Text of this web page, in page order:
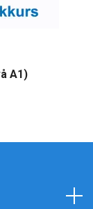
A1)